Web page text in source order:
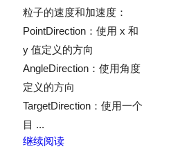
粒子的速度和加速度：
PointDirection：使用 x 和
y 值定义的方向
AngleDirection：使用角度
定义的方向
TargetDirection：使用一个
目 ...
继续阅读